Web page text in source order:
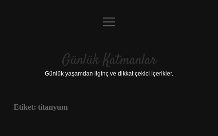
Anasayfa
Yasal Uyarı
menüyü
Günlük Katmanlar
Günlük yaşamdan ilginç ve dikkat çekici içerikler.
Etiket: titanyum